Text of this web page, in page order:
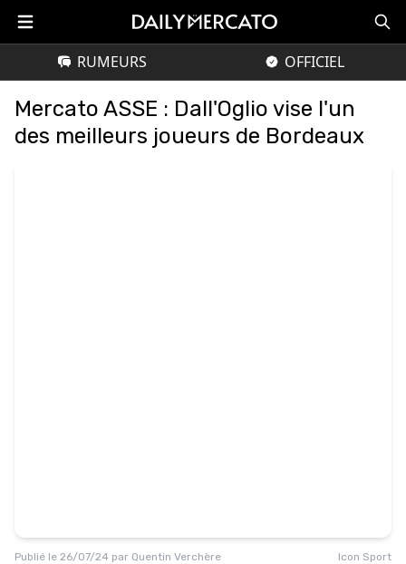
RUMEURS OFFICIEL
Mercato ASSE : Dall'Oglio vise l'un
des meilleurs joueurs de Bordeaux
Publié le 26/07/24 par Quentin Verchère Icon Sport